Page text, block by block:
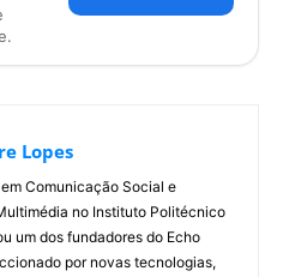
Lopes
Comunicação Social e
no Instituto Politécnico
um dos fundadores do Echo
por novas tecnologias,